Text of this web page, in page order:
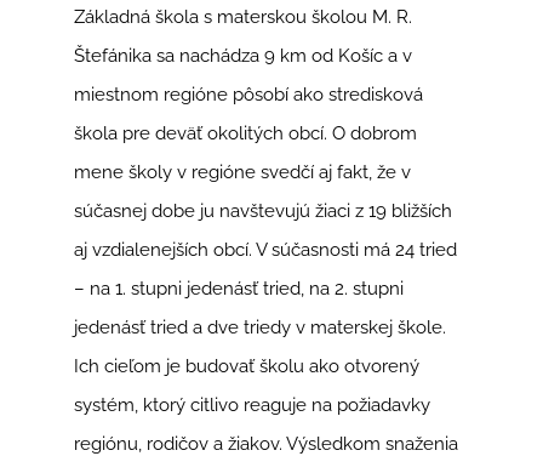
Základná škola s materskou školou M. R.
Štefánika sa nachádza 9 km od Košíc a v
miestnom regióne pôsobí ako stredisková
škola pre deväť okolitých obcí. O dobrom
mene školy v regióne svedčí aj fakt, že v
súčasnej dobe ju navštevujú žiaci z 19 bližších
aj vzdialenejších obcí. V súčasnosti má 24 tried
– na 1. stupni jedenásť tried, na 2. stupni
jedenásť tried a dve triedy v materskej škole.
Ich cieľom je budovať školu ako otvorený
systém, ktorý citlivo reaguje na požiadavky
regiónu, rodičov a žiakov. Výsledkom snaženia